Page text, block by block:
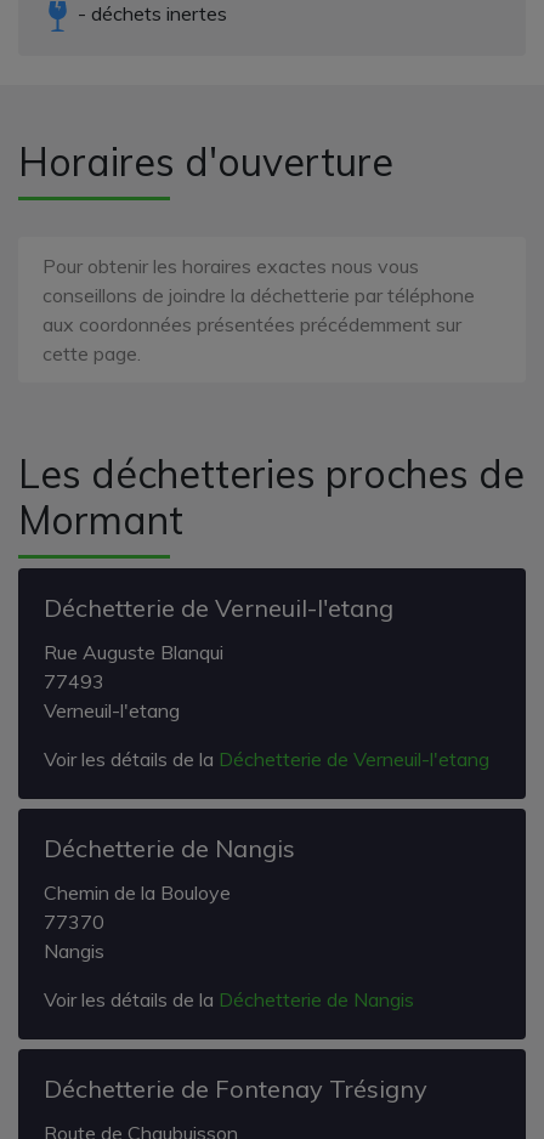
Les déchetteries proches de
Mormant
Déchetterie de Verneuil-l'etang
Rue Auguste Blanqui
77493
Verneuil-l'etang
Voir les détails de la Déchetterie de Verneuil-l'etang
Déchetterie de Nangis
Chemin de la Bouloye
77370
Nangis
Voir les détails de la Déchetterie de Nangis
Déchetterie de Fontenay Trésigny
Route de Chaubuisson
- déchets inertes
Horaires d'ouverture
Pour obtenir les horaires exactes nous vous
conseillons de joindre la déchetterie par téléphone
aux coordonnées présentées précédemment sur
cette page.